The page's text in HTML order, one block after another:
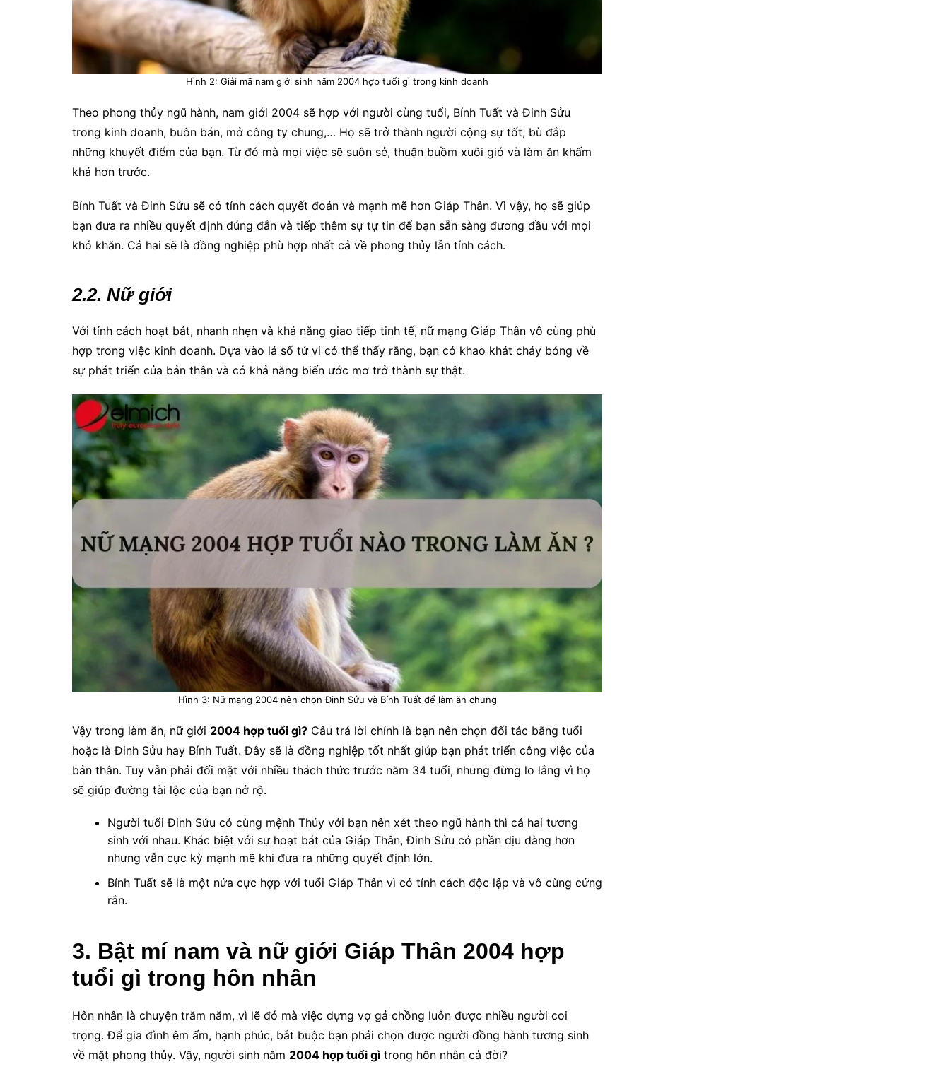
Hình 2: Giải mã nam giới sinh năm 2004 hợp tuổi gì trong kinh doanh
Theo phong thủy ngũ hành, nam giới 2004 sẽ hợp với người cùng tuổi, Bính Tuất và Đinh Sửu
trong kinh doanh, buôn bán, mở công ty chung,… Họ sẽ trở thành người cộng sự tốt, bù đắp
những khuyết điểm của bạn. Từ đó mà mọi việc sẽ suôn sẻ, thuận buồm xuôi gió và làm ăn khấm
khá hơn trước.
Bính Tuất và Đinh Sửu sẽ có tính cách quyết đoán và mạnh mẽ hơn Giáp Thân. Vì vậy, họ sẽ giúp
bạn đưa ra nhiều quyết định đúng đắn và tiếp thêm sự tự tin để bạn sẵn sàng đương đầu với mọi
khó khăn. Cả hai sẽ là đồng nghiệp phù hợp nhất cả về phong thủy lẫn tính cách.
2.2. Nữ giới
Với tính cách hoạt bát, nhanh nhẹn và khả năng giao tiếp tinh tế, nữ mạng Giáp Thân vô cùng phù
hợp trong việc kinh doanh. Dựa vào lá số tử vi có thể thấy rằng, bạn có khao khát cháy bỏng về
sự phát triển của bản thân và có khả năng biến ước mơ trở thành sự thật.
Hình 3: Nữ mạng 2004 nên chọn Đinh Sửu và Bính Tuất để làm ăn chung
Vậy trong làm ăn, nữ giới 2004 hợp tuổi gì? Câu trả lời chính là bạn nên chọn đối tác bằng tuổi
hoặc là Đinh Sửu hay Bính Tuất. Đây sẽ là đồng nghiệp tốt nhất giúp bạn phát triển công việc của
bản thân. Tuy vẫn phải đối mặt với nhiều thách thức trước năm 34 tuổi, nhưng đừng lo lắng vì họ
sẽ giúp đường tài lộc của bạn nở rộ.
Người tuổi Đinh Sửu có cùng mệnh Thủy với bạn nên xét theo ngũ hành thì cả hai tương
sinh với nhau. Khác biệt với sự hoạt bát của Giáp Thân, Đinh Sửu có phần dịu dàng hơn
nhưng vẫn cực kỳ mạnh mẽ khi đưa ra những quyết định lớn.
Bính Tuất sẽ là một nửa cực hợp với tuổi Giáp Thân vì có tính cách độc lập và vô cùng cứng
rắn.
3. Bật mí nam và nữ giới Giáp Thân 2004 hợp
tuổi gì trong hôn nhân
Hôn nhân là chuyện trăm năm, vì lẽ đó mà việc dựng vợ gả chồng luôn được nhiều người coi
trọng. Để gia đình êm ấm, hạnh phúc, bắt buộc bạn phải chọn được người đồng hành tương sinh
về mặt phong thủy. Vậy, người sinh năm 2004 hợp tuổi gì trong hôn nhân cả đời?